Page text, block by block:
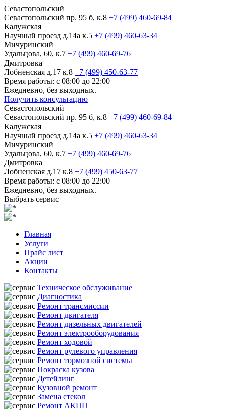
Севастопольский
Севастопольский пр. 95 б, к.8 +7 (499) 460-69-84
Калужская
Научный проезд д.14а к.5 +7 (499) 460-63-34
Мичуринский
Удальцова, 60, к.7 +7 (499) 460-69-76
Дмитровка
Лобненская д.17 к.8 +7 (499) 450-63-77
Время работы: с 08:00 до 22:00
Ежедневно, без выходных.
Получить консультацию
Севастопольский
Севастопольский пр. 95 б, к.8 +7 (499) 460-69-84
Калужская
Научный проезд д.14а к.5 +7 (499) 460-63-34
Мичуринский
Удальцова, 60, к.7 +7 (499) 460-69-76
Дмитровка
Лобненская д.17 к.8 +7 (499) 450-63-77
Время работы: с 08:00 до 22:00
Ежедневно, без выходных.
Выбрать сервис
Главная
Услуги
Прайс лист
Акции
Контакты
Техническое обслуживание
Диагностика
Ремонт трансмиссии
Ремонт двигателя
Ремонт дизельных двигателей
Ремонт электрооборудования
Ремонт ходовой
Ремонт рулевого управления
Ремонт тормозной системы
Покраска кузова
Детейлинг
Кузовной ремонт
Замена стекол
Ремонт АКПП